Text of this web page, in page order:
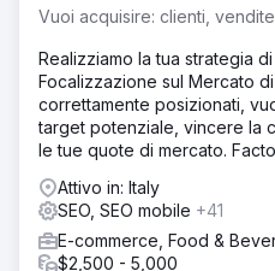
Vuoi acquisire: clienti,
Realizziamo la tua strategia
Focalizzazione sul Mercato
correttamente posizionati,
target potenziale, vincere la
le tue quote di mercato.
Attivo in: Italy
SEO, SEO mobile +41
E-commerce, Food &
$2,500 - 5,000